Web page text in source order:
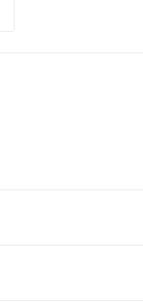
Gelees, Chutneys, Joghurt